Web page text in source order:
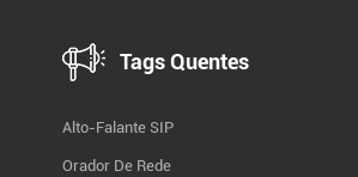
Tags Quentes
Alto-Falante SIP
Orador De Rede